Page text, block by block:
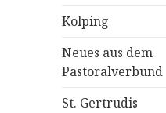
Kolping
Neues aus dem
Pastoralverbund
St. Gertrudis